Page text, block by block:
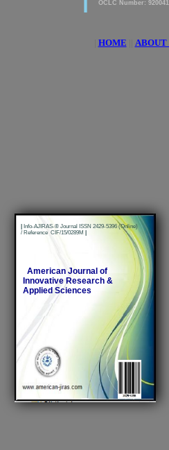
| Info-AJIRAS-® Journal ISSN 2429-5396 (Online)
/ Reference CIF/15/0289M |
American Journal of
Innovative Research &
Applied Sciences
OCLC Number:
HOME ABOUT